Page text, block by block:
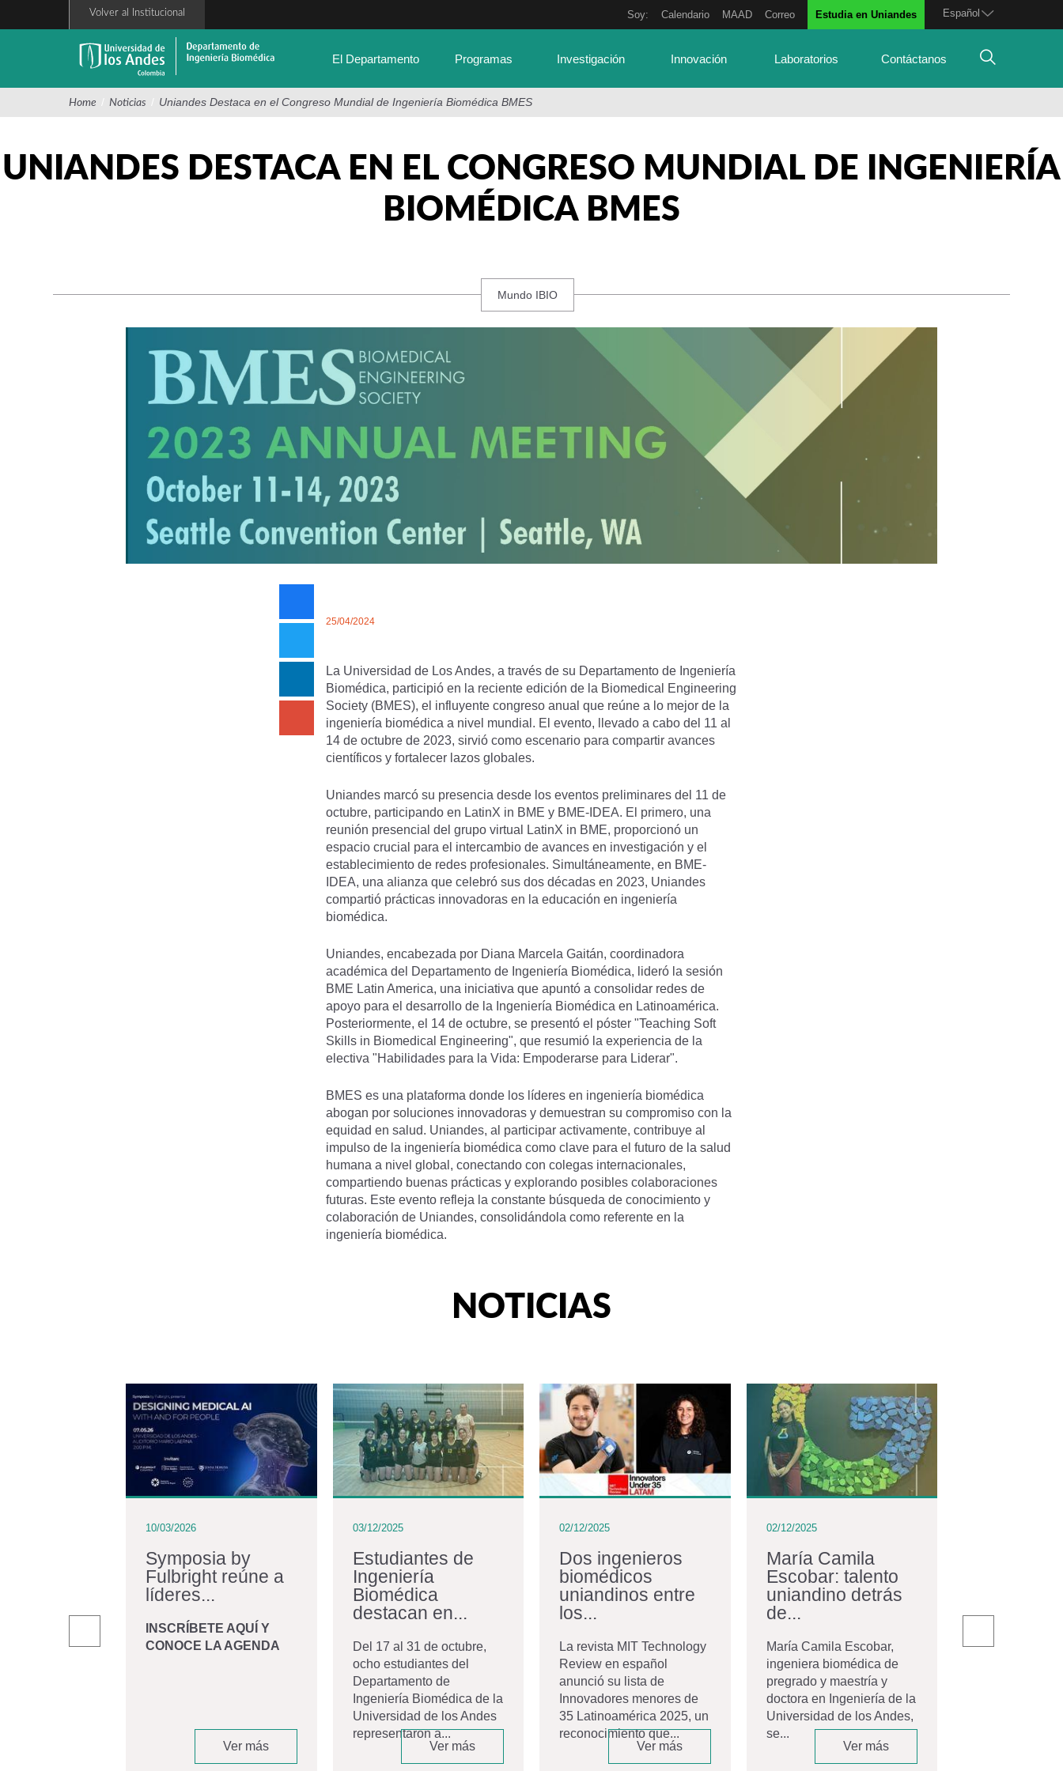
Español
Soy: Calendario MAAD Correo Estudia en Uniandes
Volver al Institucional
El Departamento Programas Investigación Innovación Laboratorios Contáctanos
Home / Noticias / Uniandes Destaca en el Congreso Mundial de Ingeniería Biomédica BMES
UNIANDES DESTACA EN EL CONGRESO MUNDIAL DE INGENIERÍA
BIOMÉDICA BMES
Mundo IBIO
25/04/2024
La Universidad de Los Andes, a través de su Departamento de Ingeniería
Biomédica, participió en la reciente edición de la Biomedical Engineering
Society (BMES), el influyente congreso anual que reúne a lo mejor de la
ingeniería biomédica a nivel mundial. El evento, llevado a cabo del 11 al
14 de octubre de 2023, sirvió como escenario para compartir avances
científicos y fortalecer lazos globales.
Uniandes marcó su presencia desde los eventos preliminares del 11 de
octubre, participando en LatinX in BME y BME-IDEA. El primero, una
reunión presencial del grupo virtual LatinX in BME, proporcionó un
espacio crucial para el intercambio de avances en investigación y el
establecimiento de redes profesionales. Simultáneamente, en BME-
IDEA, una alianza que celebró sus dos décadas en 2023, Uniandes
compartió prácticas innovadoras en la educación en ingeniería
biomédica.
Uniandes, encabezada por Diana Marcela Gaitán, coordinadora
académica del Departamento de Ingeniería Biomédica, lideró la sesión
BME Latin America, una iniciativa que apuntó a consolidar redes de
apoyo para el desarrollo de la Ingeniería Biomédica en Latinoamérica.
Posteriormente, el 14 de octubre, se presentó el póster "Teaching Soft
Skills in Biomedical Engineering", que resumió la experiencia de la
electiva "Habilidades para la Vida: Empoderarse para Liderar".
BMES es una plataforma donde los líderes en ingeniería biomédica
abogan por soluciones innovadoras y demuestran su compromiso con la
equidad en salud. Uniandes, al participar activamente, contribuye al
impulso de la ingeniería biomédica como clave para el futuro de la salud
humana a nivel global, conectando con colegas internacionales,
compartiendo buenas prácticas y explorando posibles colaboraciones
futuras. Este evento refleja la constante búsqueda de conocimiento y
colaboración de Uniandes, consolidándola como referente en la
ingeniería biomédica.
NOTICIAS
Giraldo
10/03/2026
Symposia by
Fulbright reúne a
líderes...
INSCRÍBETE AQUÍ Y
CONOCE LA AGENDA
Ver más
03/12/2025
Estudiantes de
Ingeniería
Biomédica
destacan en...
Del 17 al 31 de octubre,
ocho estudiantes del
Departamento de
Ingeniería Biomédica de la
Universidad de los Andes
representaron a...
Ver más
02/12/2025
Dos ingenieros
biomédicos
uniandinos entre
los...
La revista MIT Technology
Review en español
anunció su lista de
Innovadores menores de
35 Latinoamérica 2025, un
reconocimiento que...
Ver más
02/12/2025
María Camila
Escobar: talento
uniandino detrás
de...
María Camila Escobar,
ingeniera biomédica de
pregrado y maestría y
doctora en Ingeniería de la
Universidad de los Andes,
se...
Ver más
la Universidad